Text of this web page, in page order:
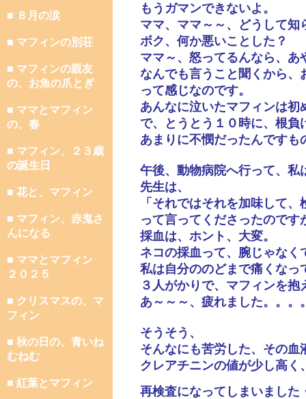
■ ８月の涙
■ マフィンの別荘
■ マフィンの親友
の、お魚の爪とぎ
■ ママとマフィン
の、春
■ マフィン、２３歳
の誕生日
■ 花と、マフィン
■ マフィン、赤鬼さ
んになる
■ ママとマフィン
２０２５
■ クリスマスの、マ
フィン
■ 秋の日の、青いね
むねむ
■ 紅葉とマフィン
もうガマンできないよ。
ママ、ママ～～、どうして知
ボク、何か悪いことした？
ママ～、怒ってるんなら、あ
なんでも言うこと聞くから、
って感じなのです。
あんなに泣いたマフィンは初
で、とうとう１０時に、根
あまりに不憫だったんですも
午後、動物病院へ行って、私
先生は、
「それではそれを加味して
って言ってくださったのです
採血は、ホント、大変。
ネコの採血って、腕じゃな
私は自分ののどまで痛くなっ
３人がかりで、マフィンを
あ～～～、疲れました。。。
そうそう、
そんなにも苦労した、その
クレアチニンの値が少し高
再検査になってしまいました